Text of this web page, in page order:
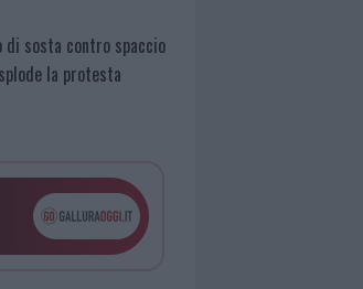
di sosta contro spaccio
la protesta